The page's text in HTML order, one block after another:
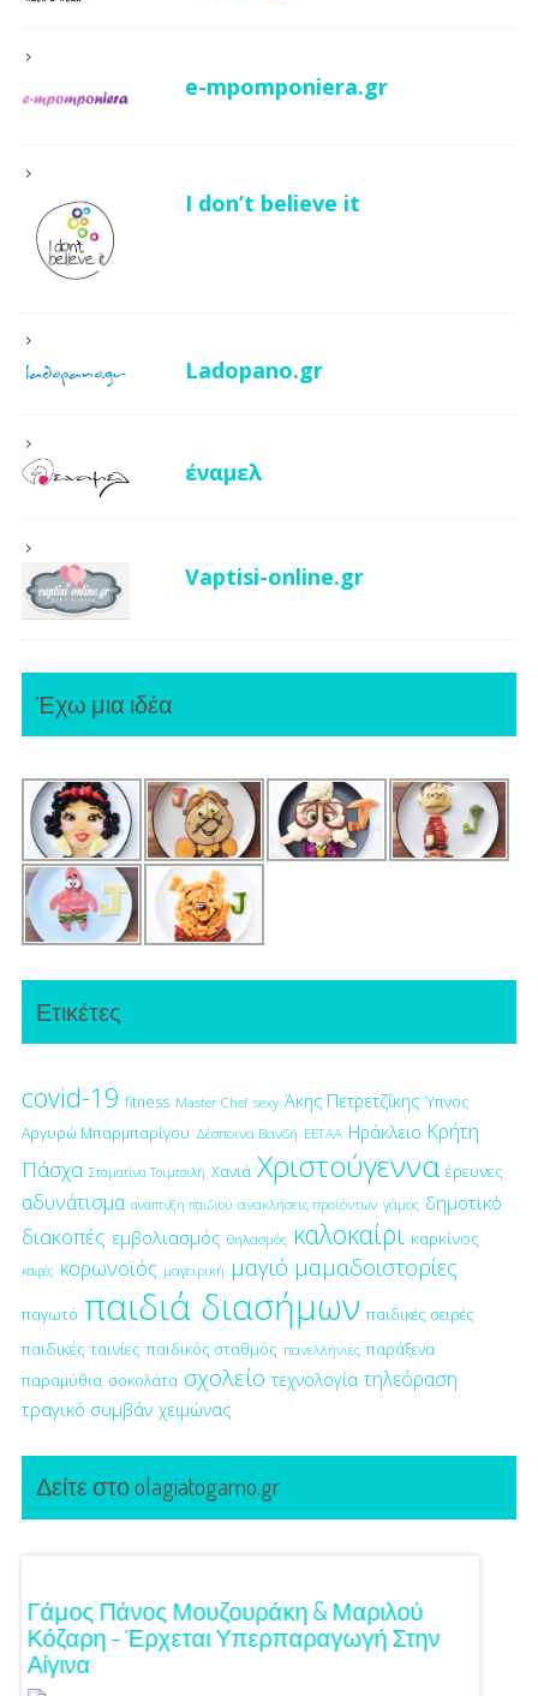
e-mpomponiera.gr
I don’t believe it
Ladopano.gr
έναμελ
Vaptisi-online.gr
Έχω μια ιδέα
Ετικέτες
covid-19 fitness Master Chef sexy Άκης Πετρετζίκης Ύπνος
Αργυρώ Μπαρμπαρίγου Δέσποινα Βανδή ΕΕΤΑΑ Ηράκλειο Κρήτη
Πάσχα Σταματίνα Τσιμτσιλή Χανιά Χριστούγεννα έρευνες
αδυνάτισμα ανάπτυξη παιδιού ανακλήσεις προϊόντων γάμος δημοτικό
διακοπές εμβολιασμός θηλασμός καλοκαίρι καρκίνος
καφές κορωνοϊός μαγειρική μαγιό μαμαδοιστορίες
παγωτό παιδιά διασήμων παιδικές σειρές
παιδικές ταινίες παιδικός σταθμός πανελλήνιες παράξενα
παραμύθια σοκολάτα σχολείο τεχνολογία τηλεόραση
τραγικό συμβάν χειμώνας
Δείτε στο olagiatogamo.gr
Γάμος Πάνος Μουζουράκη & Μαριλού
Κόζαρη - Έρχεται Υπερπαραγωγή Στην
Αίγινα